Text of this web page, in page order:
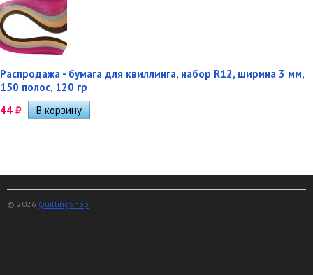
Распродажа - бумага для квиллинга, набор R12, ширина 3 мм,
150 полос, 120 гр
44 ₽
© 2026 QuillingShop